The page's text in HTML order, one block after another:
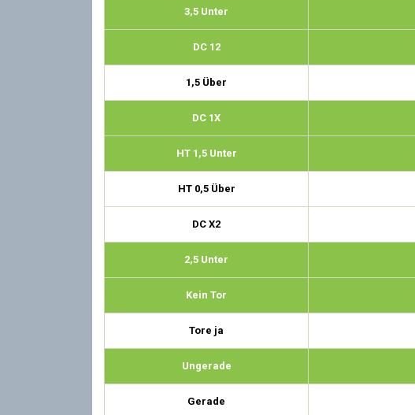
3,5 Unter
DC 12
1,5 Über
DC 1X
HT 1,5 Unter
HT 0,5 Über
DC X2
2,5 Unter
Kein Tor
Tore ja
Ungerade
Gerade